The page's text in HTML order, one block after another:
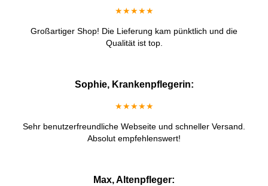
★★★★★
Großartiger Shop! Die Lieferung kam pünktlich und die
Qualität ist top.
Sophie, Krankenpflegerin:
★★★★★
Sehr benutzerfreundliche Webseite und schneller Versand.
Absolut empfehlenswert!
Max, Altenpfleger: